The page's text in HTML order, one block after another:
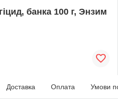
банка 100 г, Энзим
Доставка Оплата Умови